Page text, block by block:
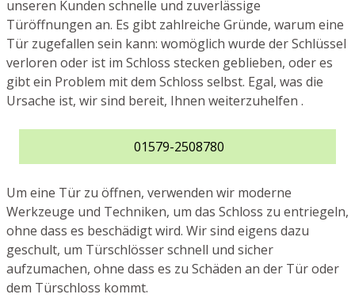
unseren Kunden schnelle und zuverlässige
Türöffnungen an. Es gibt zahlreiche Gründe, warum eine
Tür zugefallen sein kann: womöglich wurde der Schlüssel
verloren oder ist im Schloss stecken geblieben, oder es
gibt ein Problem mit dem Schloss selbst. Egal, was die
Ursache ist, wir sind bereit, Ihnen weiterzuhelfen .
01579-2508780
Um eine Tür zu öffnen, verwenden wir moderne
Werkzeuge und Techniken, um das Schloss zu entriegeln,
ohne dass es beschädigt wird. Wir sind eigens dazu
geschult, um Türschlösser schnell und sicher
aufzumachen, ohne dass es zu Schäden an der Tür oder
dem Türschloss kommt.